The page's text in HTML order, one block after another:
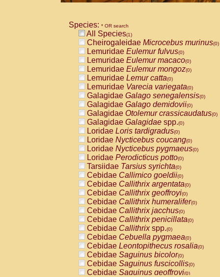
Species: * OR search
All Species(1)
Cheirogaleidae Microcebus murinus(0)
Lemuridae Eulemur fulvus(0)
Lemuridae Eulemur macaco(0)
Lemuridae Eulemur mongoz(0)
Lemuridae Lemur catta(0)
Lemuridae Varecia variegata(0)
Galagidae Galago senegalensis(0)
Galagidae Galago demidovii(0)
Galagidae Otolemur crassicaudatus(0)
Galagidae Galagidae spp.(0)
Loridae Loris tardigradus(0)
Loridae Nycticebus coucang(0)
Loridae Nycticebus pygmaeus(0)
Loridae Perodicticus potto(0)
Tarsiidae Tarsius syrichta(0)
Cebidae Callimico goeldii(0)
Cebidae Callithrix argentata(0)
Cebidae Callithrix geoffroyi(0)
Cebidae Callithrix humeralifer(0)
Cebidae Callithrix jacchus(0)
Cebidae Callithrix penicillata(0)
Cebidae Callithrixspp.(0)
Cebidae Cebuella pygmaea(0)
Cebidae Leontopithecus rosalia(0)
Cebidae Saguinus bicolor(0)
Cebidae Saguinus fuscicollis(0)
Cebidae Saguinus geoffroyi(0)